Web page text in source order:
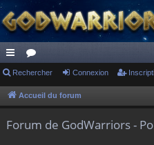
ac
co
or
u
Rechercher Connexion
Accueil du forum
Forum de GodWarriors -